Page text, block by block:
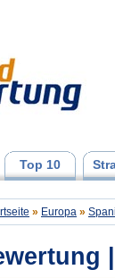
Top 10
» Europa »